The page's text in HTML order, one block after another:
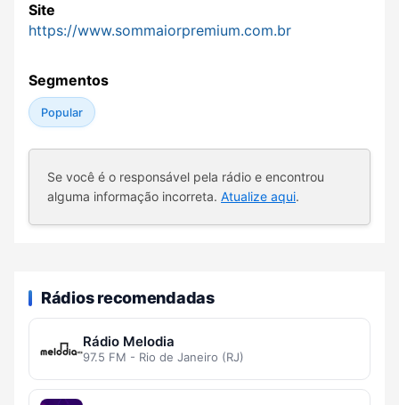
Site
https://www.sommaiorpremium.com.br
Segmentos
Popular
Se você é o responsável pela rádio e encontrou
alguma informação incorreta. Atualize aqui.
Rádios recomendadas
Rádio Melodia
97.5 FM - Rio de Janeiro (RJ)